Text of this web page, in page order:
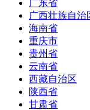
广东省
广西壮族自治
海南省
重庆市
贵州省
云南省
西藏自治区
陕西省
甘肃省